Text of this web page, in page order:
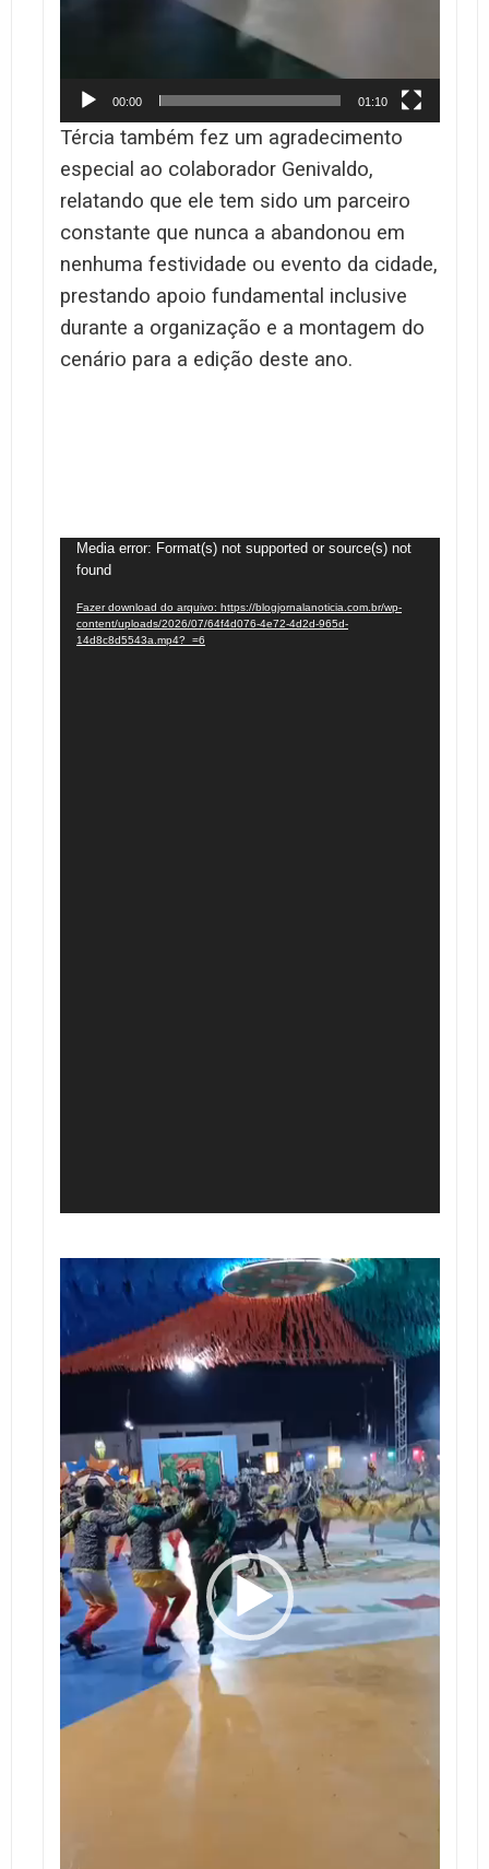
00:00 01:10
Tércia também fez um agradecimento
especial ao colaborador Genivaldo,
relatando que ele tem sido um parceiro
constante que nunca a abandonou em
nenhuma festividade ou evento da cidade,
prestando apoio fundamental inclusive
durante a organização e a montagem do
cenário para a edição deste ano.
Tocador
de
vídeo
Media error: Format(s) not supported or source(s) not
found
Fazer download do arquivo: https://blogjornalanoticia.com.br/wp-
content/uploads/2026/07/64f4d076-4e72-4d2d-965d-
14d8c8d5543a.mp4?_=6
de